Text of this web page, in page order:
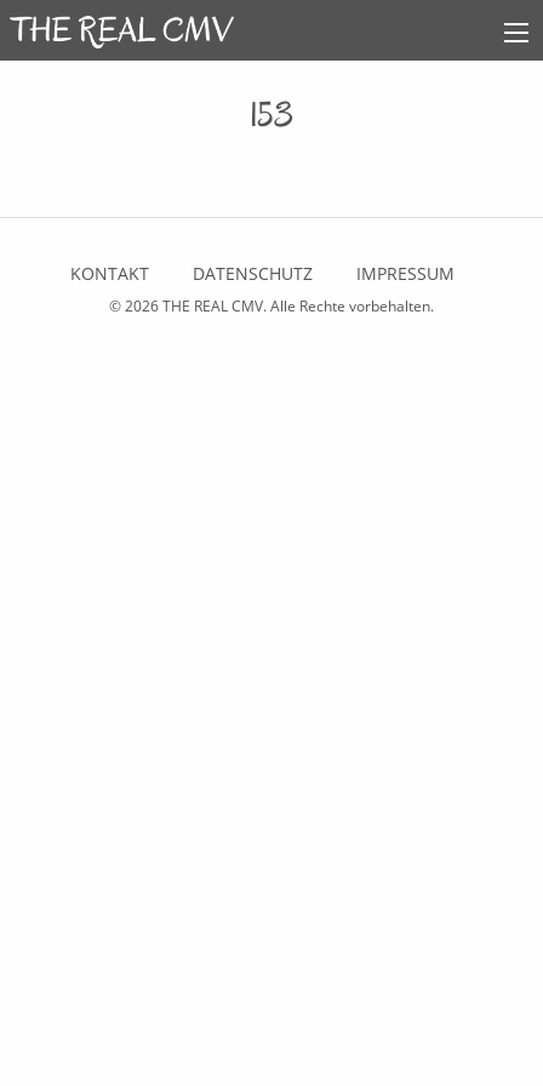
153
KONTAKT DATENSCHUTZ IMPRESSUM
© 2026THE REAL CMV. Alle Rechte vorbehalten.